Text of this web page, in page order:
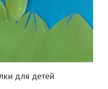
для детей